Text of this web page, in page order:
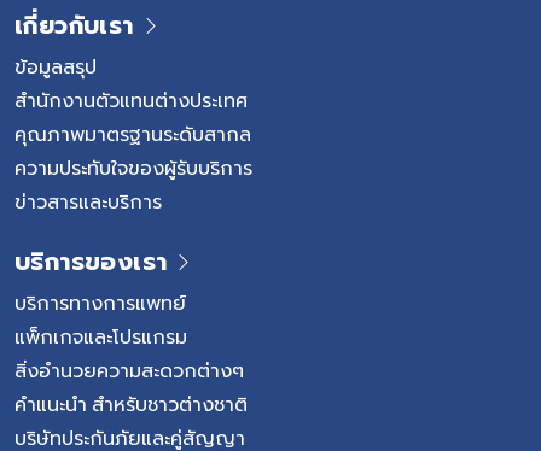
เกี่ยวกับเรา
ข้อมูลสรุป
สำนักงานตัวแทนต่างประเทศ
คุณภาพมาตรฐานระดับสากล
ความประทับใจของผู้รับบริการ
ข่าวสารและบริการ
บริการของเรา
บริการทางการแพทย์
แพ็กเกจและโปรแกรม
สิ่งอำนวยความสะดวกต่างๆ
คำแนะนำ สำหรับชาวต่างชาติ
บริษัทประกันภัยและคู่สัญญา